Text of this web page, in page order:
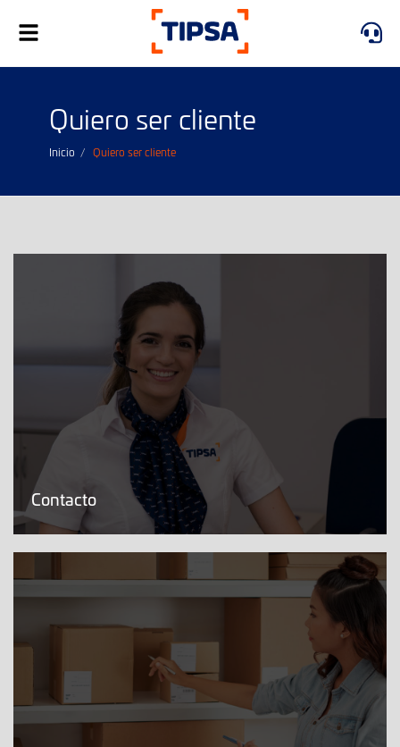
Alternar
navegación
Quiero ser cliente
Inicio Quiero ser cliente
Contacto